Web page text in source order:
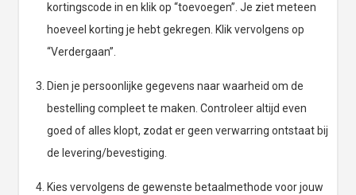
kortingscode in en klik op “toevoegen”. Je ziet meteen
hoeveel korting je hebt gekregen. Klik vervolgens op
“Verdergaan”.
Dien je persoonlijke gegevens naar waarheid om de
bestelling compleet te maken. Controleer altijd even
goed of alles klopt, zodat er geen verwarring ontstaat bij
de levering/bevestiging.
Kies vervolgens de gewenste betaalmethode voor jouw